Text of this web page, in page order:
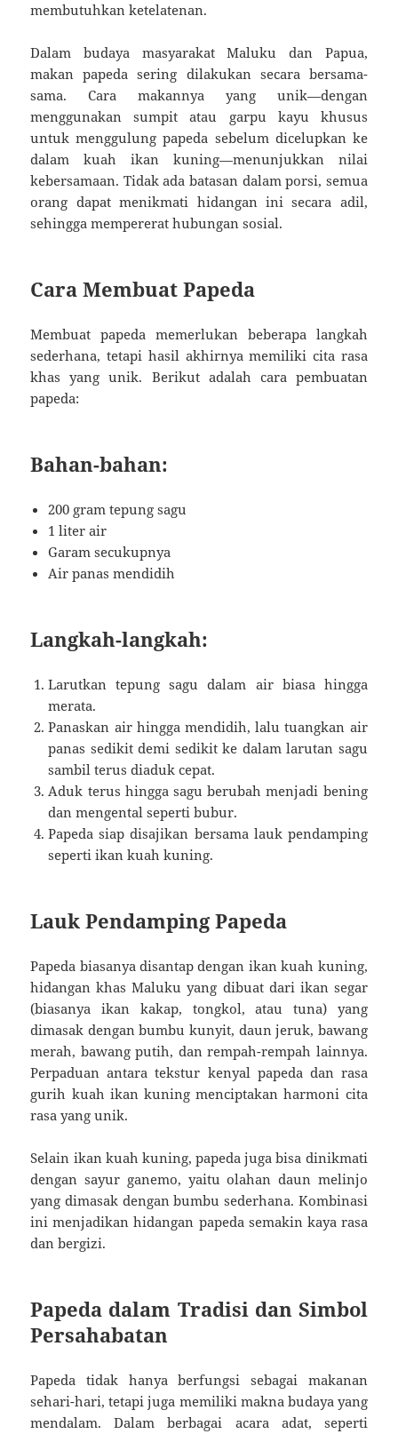
membutuhkan ketelatenan.
Dalam budaya masyarakat Maluku dan Papua,
makan papeda sering dilakukan secara bersama-
sama. Cara makannya yang unik—dengan
menggunakan sumpit atau garpu kayu khusus
untuk menggulung papeda sebelum dicelupkan ke
dalam kuah ikan kuning—menunjukkan nilai
kebersamaan. Tidak ada batasan dalam porsi, semua
orang dapat menikmati hidangan ini secara adil,
sehingga mempererat hubungan sosial.
Cara Membuat Papeda
Membuat papeda memerlukan beberapa langkah
sederhana, tetapi hasil akhirnya memiliki cita rasa
khas yang unik. Berikut adalah cara pembuatan
papeda:
Bahan-bahan:
200 gram tepung sagu
1 liter air
Garam secukupnya
Air panas mendidih
Langkah-langkah:
Larutkan tepung sagu dalam air biasa hingga
merata.
Panaskan air hingga mendidih, lalu tuangkan air
panas sedikit demi sedikit ke dalam larutan sagu
sambil terus diaduk cepat.
Aduk terus hingga sagu berubah menjadi bening
dan mengental seperti bubur.
Papeda siap disajikan bersama lauk pendamping
seperti ikan kuah kuning.
Lauk Pendamping Papeda
Papeda biasanya disantap dengan ikan kuah kuning,
hidangan khas Maluku yang dibuat dari ikan segar
(biasanya ikan kakap, tongkol, atau tuna) yang
dimasak dengan bumbu kunyit, daun jeruk, bawang
merah, bawang putih, dan rempah-rempah lainnya.
Perpaduan antara tekstur kenyal papeda dan rasa
gurih kuah ikan kuning menciptakan harmoni cita
rasa yang unik.
Selain ikan kuah kuning, papeda juga bisa dinikmati
dengan sayur ganemo, yaitu olahan daun melinjo
yang dimasak dengan bumbu sederhana. Kombinasi
ini menjadikan hidangan papeda semakin kaya rasa
dan bergizi.
Papeda dalam Tradisi dan Simbol
Persahabatan
Papeda tidak hanya berfungsi sebagai makanan
sehari-hari, tetapi juga memiliki makna budaya yang
mendalam. Dalam berbagai acara adat, seperti